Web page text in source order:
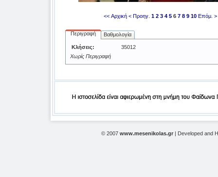
<< Αρχική < Προηγ. 1 2 3 4 5 6 7 8 9 10 Επόμ. >
Περιγραφή Βαθμολογία
Κλήσεις:
35012
Χωρίς Περιγραφή
© 2007 www.mesenikolas.gr | Developed and